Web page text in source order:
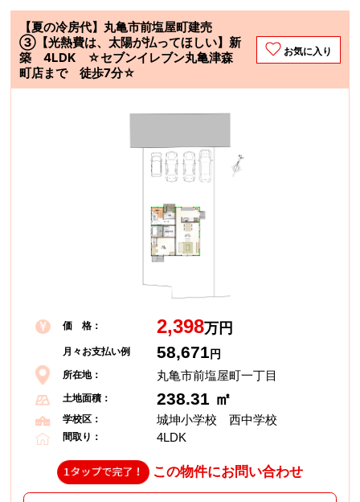
【夏の冷房代】丸亀市前塩屋町建売
③【光熱費は、太陽が払ってほしい】新
築 4LDK ☆セブンイレブン丸亀津森
町店まで 徒歩7分☆
お気に入り
価 格： 2,398万円
月々お支払い例 58,671円
所在地： 丸亀市前塩屋町一丁目
土地面積： 238.31 ㎡
学校区： 城坤小学校 西中学校
間取り： 4LDK
この物件にお問い合わせ